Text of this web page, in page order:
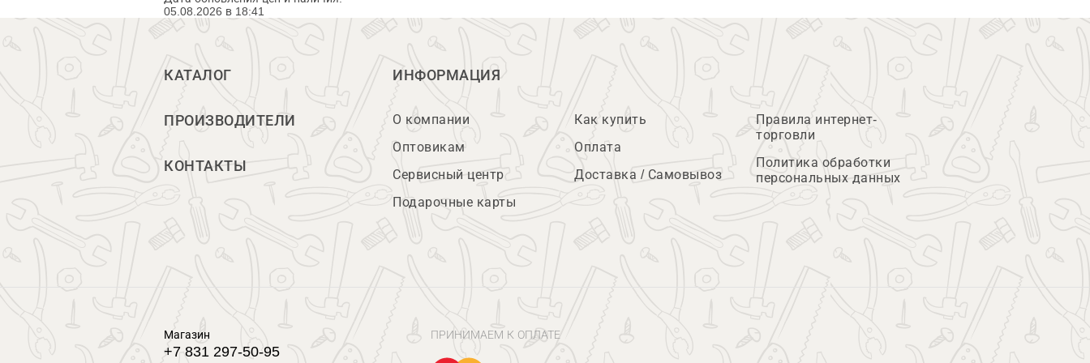
05.08.2026 в 18:41
КАТАЛОГ
ПРОИЗВОДИТЕЛИ
КОНТАКТЫ
ИНФОРМАЦИЯ
О компании
Оптовикам
Сервисный центр
Подарочные карты
Как купить
Оплата
Доставка / Самовывоз
Правила интернет-
торговли
Политика обработки
персональных данных
Магазин
+7 831 297-50-95
ПРИНИМАЕМ К ОПЛАТЕ